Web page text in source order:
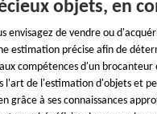
objets, en
envisagez de vendre ou
estimation précise afin de
compétences d'un
l'art de l'estimation d'objets et
grâce à ses connaissances